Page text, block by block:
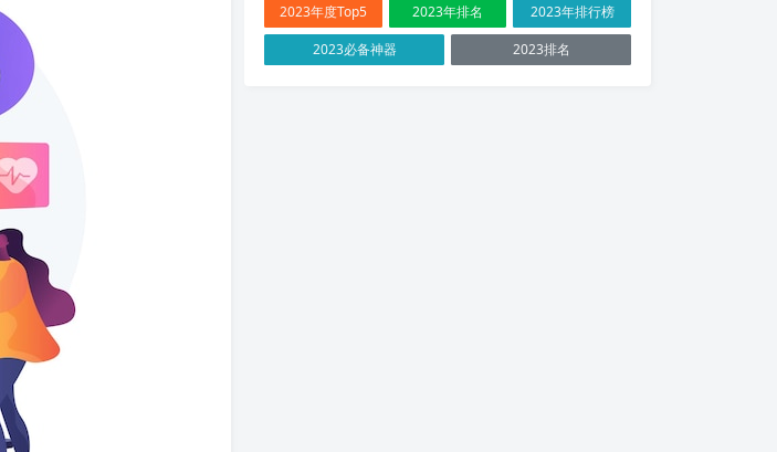
2023年度Top5
2023年排名
2023年排行榜
2023必备神器
2023排名